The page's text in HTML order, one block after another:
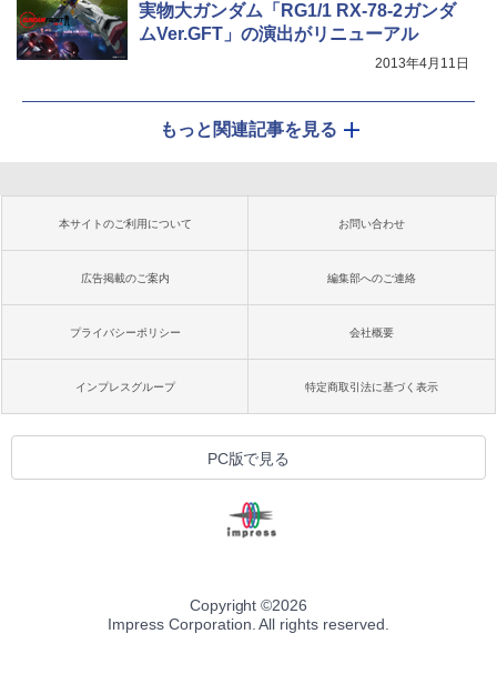
実物大ガンダム「RG1/1 RX-78-2ガンダ
ムVer.GFT」の演出がリニューアル
2013年4月11日
もっと関連記事を見る
本サイトのご利用について お問い合わせ
広告掲載のご案内 編集部へのご連絡
プライバシーポリシー 会社概要
インプレスグループ 特定商取引法に基づく表示
PC版で見る
Copyright ©2026
Impress Corporation. All rights reserved.